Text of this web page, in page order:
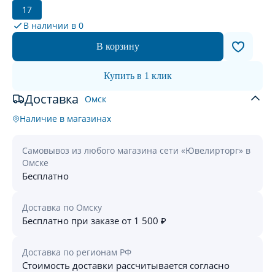
17
В наличии в 0
В корзину
Купить в 1 клик
Доставка Омск
Наличие в магазинах
Самовывоз из любого магазина сети «Ювелирторг» в
Омске
Бесплатно
Доставка по Омску
Бесплатно при заказе от 1 500 ₽
Доставка по регионам РФ
Стоимость доставки рассчитывается согласно